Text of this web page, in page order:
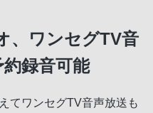
、ワンセグTV音
録音可能
てワンセグTV音声放送も